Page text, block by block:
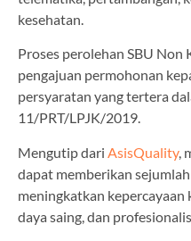
kesehatan.
Proses perolehan SBU
pengajuan permohonan
persyaratan yang tertera
11/PRT/LPJK/2019.
Mengutip dari AsisQuality,
dapat memberikan
meningkatkan kepercayaan
daya saing, dan